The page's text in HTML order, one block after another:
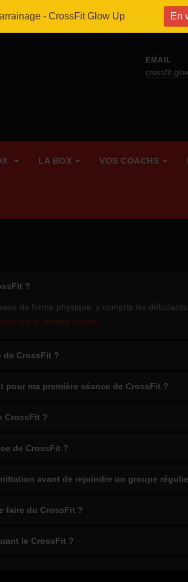
EMAIL
LA BOX VOS COACHS
?
de forme physique, y compris les
sur la séance d'essai
de CrossFit ?
ma première séance de CrossFit ?
CrossFit ?
de CrossFit ?
avant de rejoindre un groupe
faire du CrossFit ?
le CrossFit ?
- CrossFit Glow Up En